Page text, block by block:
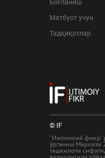
Боғланиш
Матбуот учун
Тадқиқотлар
© IF
"Ижтимоий фикр"
ўрганиш Маркази
ташкилоти